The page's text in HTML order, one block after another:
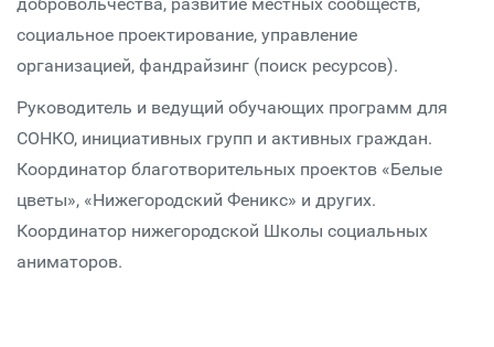
социальное проектирование, управление
организацией, фандрайзинг (поиск ресурсов).
Руководитель и ведущий обучающих программ для
СОНКО, инициативных групп и активных граждан.
Координатор благотворительных проектов «Белые
цветы», «Нижегородский Феникс» и других.
Координатор нижегородской Школы социальных
аниматоров.